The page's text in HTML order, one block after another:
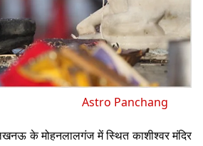
Astro Panchang
के मोहनलालगंज में स्थित काशीश्वर मंदिर